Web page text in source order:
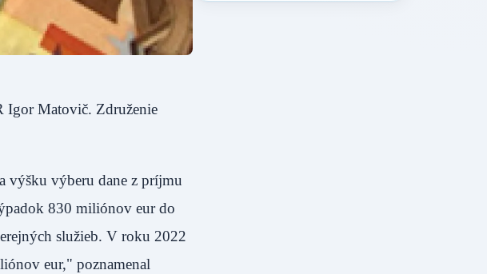
Igor Matovič. Združenie
výšku výberu dane z príjmu
830 miliónov eur do
služieb. V roku 2022
eur," poznamenal